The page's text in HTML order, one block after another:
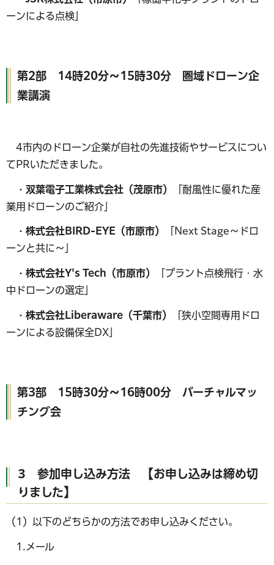
ーンによる点検」
第2部 14時20分～15時30分 圏域ドローン企
業講演
4市内のドローン企業が自社の先進技術やサービスについ
てPRいただきました。
・双葉電子工業株式会社（茂原市）
「耐風性に優れた産
業用ドローンのご紹介」
・株式会社BIRD-EYE（市原市）
「Next Stage～ドロ
ーンと共に～」
・株式会社Y's Tech（市原市）
「プラント点検飛行・水
中ドローンの選定」
・株式会社Liberaware（千葉市）
「狭小空間専用ドロ
ーンによる設備保全DX」
第3部 15時30分～16時00分 バーチャルマッ
チング会
3 参加申し込み方法 【お申し込みは締め切
りました】
（1）以下のどちらかの方法でお申し込みください。
1.メール